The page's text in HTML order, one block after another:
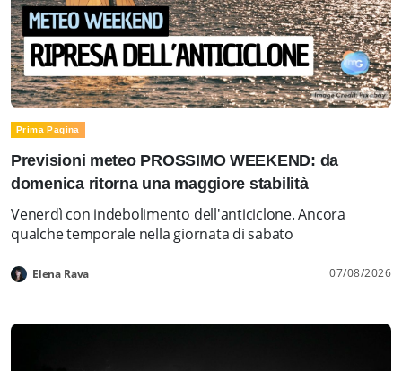
Prima Pagina
Previsioni meteo PROSSIMO WEEKEND: da
domenica ritorna una maggiore stabilità
Venerdì con indebolimento dell'anticiclone. Ancora
qualche temporale nella giornata di sabato
Elena Rava 07/08/2026